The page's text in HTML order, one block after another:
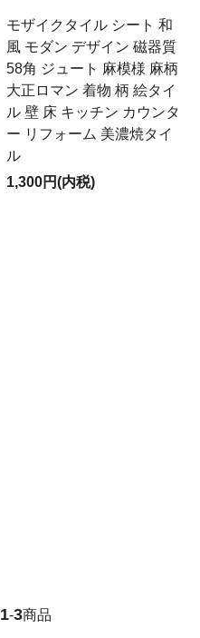
モザイクタイル シート 和
風 モダン デザイン 磁器質
58角 ジュート 麻模様 麻柄
大正ロマン 着物 柄 絵タイ
ル 壁 床 キッチン カウンタ
ー リフォーム 美濃焼タイ
ル
1,300円(内税)
1-3商品